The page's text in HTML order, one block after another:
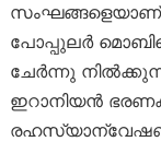
സംഘങ്ങളെയാണ്
പോപ്പുലർ
ചേർന്നു
ഇറാനിയൻ
രഹസ്യാന്വേഷണ